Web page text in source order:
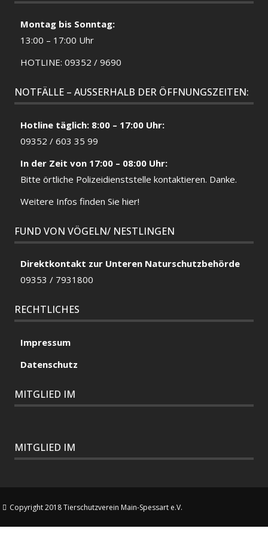
Montag bis Sonntag:
13:00 – 17:00 Uhr
HOTLINE: 09352 / 9690
NOTFÄLLE – AUSSERHALB DER ÖFFNUNGSZEITEN:
Hotline täglich: 8:00 – 17:00 Uhr:
09352 / 603 35 99
In der Zeit von 17:00 – 08:00 Uhr:
Bitte örtliche Polizeidienststelle kontaktieren. Danke.
Weitere Infos finden Sie hier!
FUND VON VÖGELN/ NESTLINGEN
Direktkontakt zur Unteren Naturschutzbehörde
09353 / 7931800
RECHTLICHES
Impressum
Datenschutz
MITGLIED IM
MITGLIED IM
Copyright 2018 Tierschutzverein Main-Spessart e.V.